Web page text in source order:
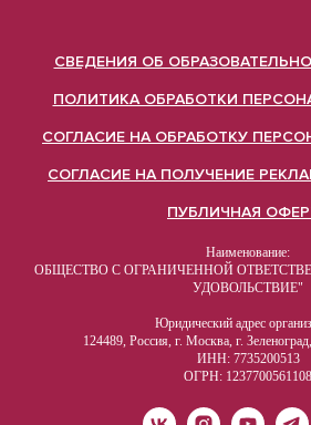
СВЕДЕНИЯ ОБ
ПОЛИТИКА ОБРАБОТКИ
СОГЛАСИЕ НА ОБРАБОТКУ
СОГЛАСИЕ НА ПОЛУЧЕНИЕ
ПУБЛИЧНАЯ
Наименование:
ОБЩЕСТВО С ОГРАНИЧЕННОЙ
УДОВОЛЬСТВИЕ"
Юридический адрес
124489, Россия, г. Москва, г.
ИНН: 7735200513
ОГРН: 1237700561108